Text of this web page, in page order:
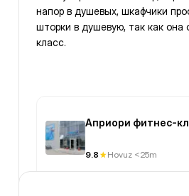
напор в душевых, шкафчики
шторки в душевую, так как она общая было просто
класс.
Априори фитнес-
9.8 Hovuz <25m